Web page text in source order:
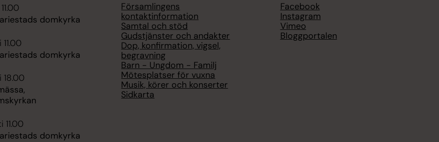
domkyrka
domkyrka
18.00
11.00
domkyrka
Församlingens
kontaktinformation
Samtal och stöd
Gudstjänster och andakter
Dop, konfirmation, vigsel,
begravning
Barn - Ungdom - Familj
Mötesplatser för vuxna
Musik, körer och konserter
Sidkarta
Facebook
Instagram
Vimeo
Bloggportalen